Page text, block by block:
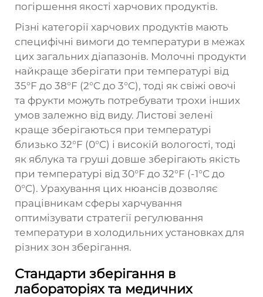
погіршення якості харчових продуктів.
Різні категорії харчових продуктів мають
специфічні вимоги до температури в межах
цих загальних діапазонів. Молочні продукти
найкраще зберігати при температурі від
35°F до 38°F (2°C до 3°C), тоді як свіжі овочі
та фрукти можуть потребувати трохи інших
умов залежно від виду. Листові зелені
краще зберігаються при температурі
близько 32°F (0°C) і високій вологості, тоді
як яблука та груші довше зберігають якість
при температурі від 30°F до 32°F (-1°C до
0°C). Урахування цих нюансів дозволяє
працівникам сферы харчування
оптимізувати стратегії регулювання
температури в холодильних установках для
різних зон зберігання.
Стандарти зберігання в
лабораторіях та медичних